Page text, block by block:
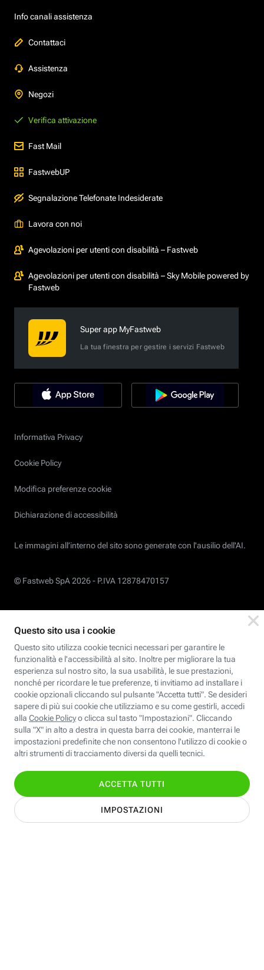
Info canali assistenza
Contattaci
Assistenza
Negozi
Verifica attivazione
Fast Mail
FastwebUP
Segnalazione Telefonate Indesiderate
Lavora con noi
Agevolazioni per utenti con disabilità – Fastweb
Agevolazioni per utenti con disabilità – Sky Mobile powered by
Fastweb
Super app MyFastweb
La tua finestra per gestire i servizi Fastweb
Informativa Privacy
Cookie Policy
Modifica preferenze cookie
Dichiarazione di accessibilità
Le immagini all’interno del sito sono generate con l'ausilio dell'AI.
© Fastweb SpA 2026 - P.IVA 12878470157